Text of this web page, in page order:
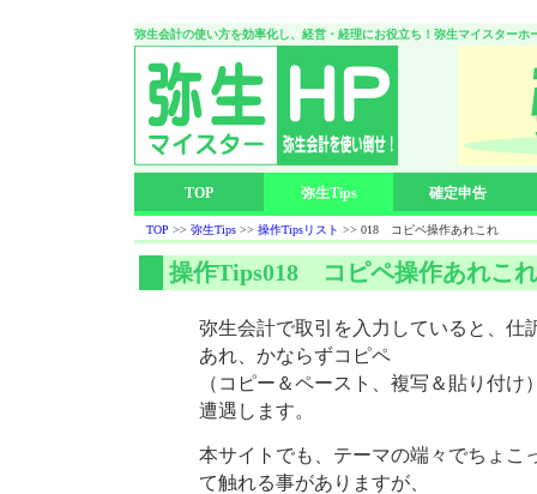
弥生会計の使い方を効率化し、経営・経理にお役立ち！弥生マイスターホ
TOP 弥生Tips 確定申告
TOP >> 弥生Tips >> 操作Tipsリスト >> 018 コピペ操作あれこれ
操作Tips018 コピペ操作あれこれ
弥生会計で取引を入力していると、仕
あれ、かならずコピペ
（コピー＆ペースト、複写＆貼り付け
遭遇します。
本サイトでも、テーマの端々でちょこ
て触れる事がありますが、